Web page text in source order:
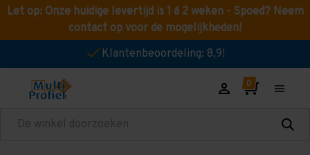
Let op: Onze huidige levertijd is 1 á 2 weken - Spoed? Neem
contact op voor de mogelijkheden!
Klantenbeoordeling: 8,9!
Zoeken